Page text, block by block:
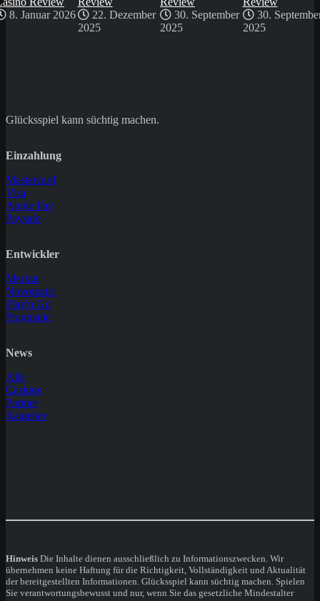
8. Januar 2026
22. Dezember
2025
30. September
2025
30.
2025
Glücksspiel kann süchtig machen.
Einzahlung
Mastercard
Visa
Apple Pay
Paysafe
Entwickler
Merkur
Novomatic
Play'n Go
Pragmatic
News
Alle
Casinos
Partner
Ratgeber
Hinweis Die Inhalte dienen ausschließlich zu Informationszwecken. Wir
übernehmen keine Haftung für die Richtigkeit, Vollständigkeit und Aktualität
der bereitgestellten Informationen. Glücksspiel kann süchtig machen. Spielen
Sie verantwortungsbewusst und nur, wenn Sie das gesetzliche Mindestalter